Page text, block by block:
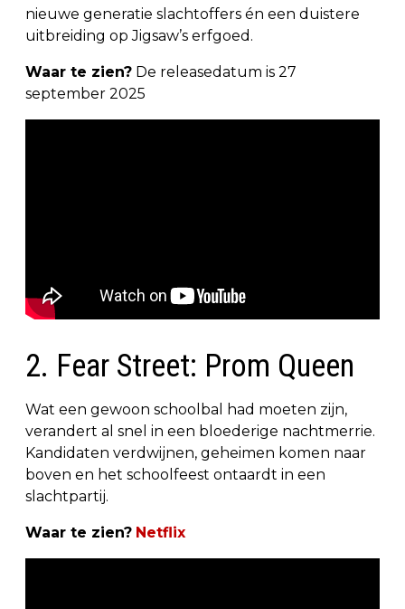
nieuwe generatie slachtoffers én een duistere
uitbreiding op Jigsaw’s erfgoed.
Waar te zien? De releasedatum is 27
september 2025
2. Fear Street: Prom Queen
Wat een gewoon schoolbal had moeten zijn,
verandert al snel in een bloederige nachtmerrie.
Kandidaten verdwijnen, geheimen komen naar
boven en het schoolfeest ontaardt in een
slachtpartij.
Waar te zien? Netflix